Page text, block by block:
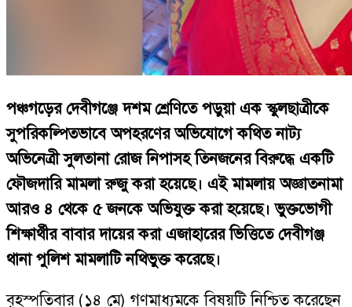
পঞ্চগড়ের দেবীগঞ্জে দশম শ্রেণিতে পড়ুয়া এক স্কুলছাত্রীকে
সুপরিকল্পিতভাবে অপহরণের অভিযোগে কথিত নাট্য
অভিনেত্রী সুলতানা রোজ নিপাসহ তিনজনের বিরুদ্ধে একটি
ফৌজদারি মামলা রুজু করা হয়েছে। এই মামলায় অজ্ঞাতনামা
আরও ৪ থেকে ৫ জনকে অভিযুক্ত করা হয়েছে। ভুক্তভোগী
শিক্ষার্থীর বাবার দায়ের করা এজাহারের ভিত্তিতে দেবীগঞ্জ
থানা পুলিশ মামলাটি নথিভুক্ত করেছে।
বৃহস্পতিবার (১৪ মে) গণমাধ্যমকে বিষয়টি নিশ্চিত করেছেন